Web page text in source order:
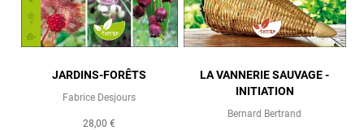
JARDINS-FORÊTS
Fabrice Desjours
28,00 €
LA VANNERIE SAUVAGE -
INITIATION
Bernard Bertrand